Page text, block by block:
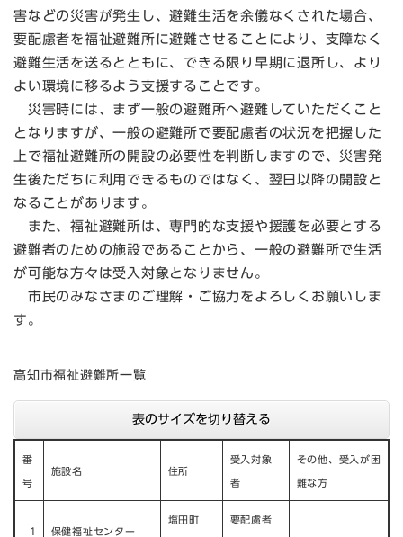
害などの災害が発生し、避難生活を余儀なくされた場合、
要配慮者を福祉避難所に避難させることにより、支障なく
避難生活を送るとともに、できる限り早期に退所し、より
よい環境に移るよう支援することです。
災害時には、まず一般の避難所へ避難していただくこと
となりますが、一般の避難所で要配慮者の状況を把握した
上で福祉避難所の開設の必要性を判断しますので、災害発
生後ただちに利用できるものではなく、翌日以降の開設と
なることがあります。
また、福祉避難所は、専門的な支援や援護を必要とする
避難者のための施設であることから、一般の避難所で生活
が可能な方々は受入対象となりません。
市民のみなさまのご理解・ご協力をよろしくお願いしま
す。
高知市福祉避難所一覧
表のサイズを切り替える
番
号
施設名 住所
受入対象
者
その他、受入が困
難な方
1 保健福祉センター
塩田町 ​要配慮者